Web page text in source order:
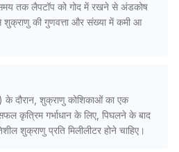
समय तक लैपटॉप को गोद में रखने से अंडकोष
शुक्राणु की गुणवत्ता और संख्या में कमी आ
के दौरान, शुक्राणु कोशिकाओं का एक
कृत्रिम गर्भाधान के लिए, पिघलने के बाद
शुक्राणु प्रति मिलीलीटर होने चाहिए।